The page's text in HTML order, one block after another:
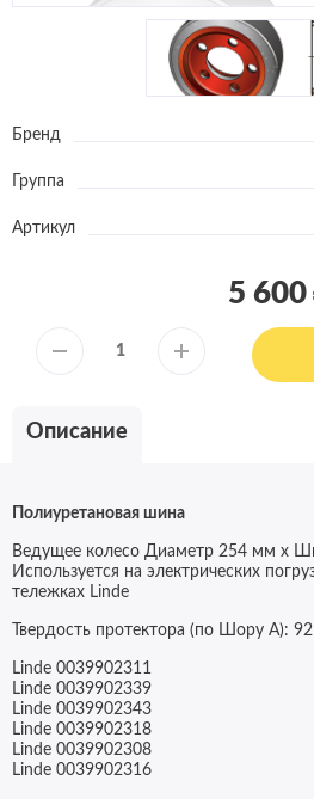
Бренд
Группа
Артикул
5 600
Описание
Полиуретановая шина
Ведущее колесо Диаметр 254 мм х
Используется на электрических
тележках Linde
Твердость протектора (по Шору А): 92
Linde 0039902311
Linde 0039902339
Linde 0039902343
Linde 0039902318
Linde 0039902308
Linde 0039902316